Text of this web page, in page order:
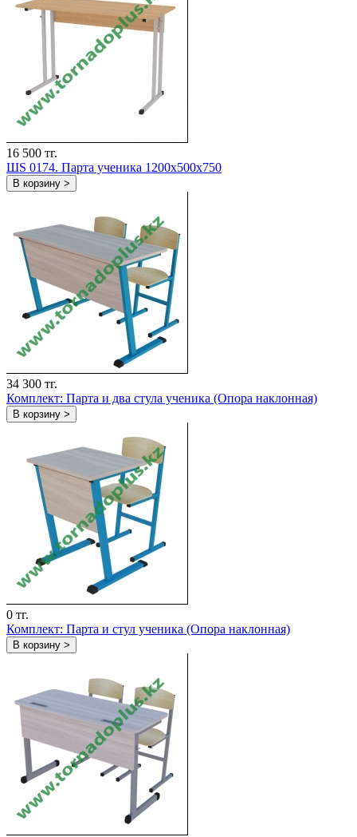
16 500 тг.
ШS 0174. Парта ученика 1200х500х750
В корзину >
34 300 тг.
Комплект: Парта и два стула ученика (Опора наклонная)
В корзину >
0 тг.
Комплект: Парта и стул ученика (Опора наклонная)
В корзину >